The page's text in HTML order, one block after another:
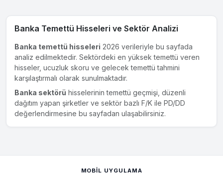
TL
+KDV bedel ile satın alınması ve işbu satın alıma ilişkin
HALKB 22 Eki 2025
Gayrimenkul Alımı Hakkında
Merkezi Projesi kapsamında yer alan, Halk Gayrimenkul
Yatırım Ortaklığı A.Ş.'ye ait, İstanbul İli, Ümraniye İlçesi,
Finanskent Mahallesi, Finans Caddesi, N28adresinde kain
ve tapuda3328ada,11parselde kayıtlı bulunan1adet ana
Banka Temettü Hisseleri ve Sektör Analizi
Banka temettü hisseleri 2026 verileriyle bu sayfada
analiz edilmektedir. Sektördeki en yüksek temettü veren
hisseler, ucuzluk skoru ve gelecek temettü tahmini
karşılaştırmalı olarak sunulmaktadır.
Banka sektörü hisselerinin temettü geçmişi, düzenli
dağıtım yapan şirketler ve sektör bazlı F/K ile PD/DD
değerlendirmesine bu sayfadan ulaşabilirsiniz.
MOBIL UYGULAMA